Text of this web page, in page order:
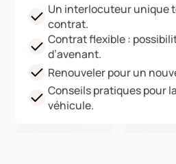
Un interlocuteur unique
contrat.
Contrat flexible :
d’avenant.
Renouveler pour un
Conseils pratiques pour
véhicule.